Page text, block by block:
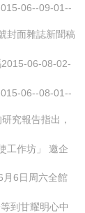
06--09-01--
封面雜誌新聞稿
06-08-02-
06--08-01--
究報告指出，
工作坊」 邀企
6日周六全館
到甘耀明心中